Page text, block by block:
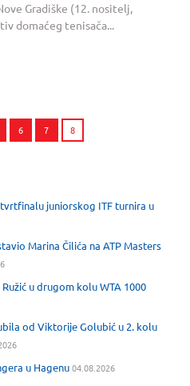
Gradiške (12. nositelj,
domaćeg tenisača...
6 7 8
juniorskog ITF turnira u
Marina Čilića na ATP Masters
u drugom kolu WTA 1000
od Viktorije Golubić u 2. kolu
u Hagenu04.08.2026